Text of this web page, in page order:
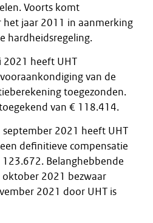
Voorts komt
het jaar 2011 in aanmerking
hardheidsregeling.
2021 heeft UHT
van de
toegezonden.
van € 118.414.
september 2021 heeft UHT
definitieve compensatie
Belanghebbende
2021 bezwaar
2021 door UHT is